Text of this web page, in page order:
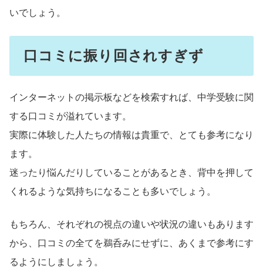
いでしょう。
口コミに振り回されすぎず
インターネットの掲示板などを検索すれば、中学受験に関
する口コミが溢れています。
実際に体験した人たちの情報は貴重で、とても参考になり
ます。
迷ったり悩んだりしていることがあるとき、背中を押して
くれるような気持ちになることも多いでしょう。
もちろん、それぞれの視点の違いや状況の違いもあります
から、口コミの全てを鵜呑みにせずに、あくまで参考にす
るようにしましょう。